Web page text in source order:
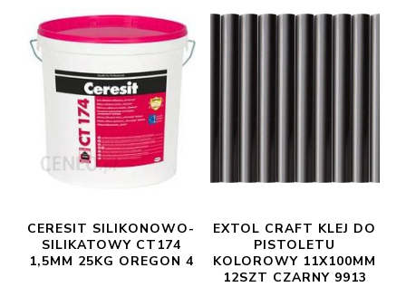
CERESIT SILIKONOWO-
SILIKATOWY CT174
1,5MM 25KG OREGON 4
EXTOL CRAFT KLEJ DO
PISTOLETU
KOLOROWY 11X100MM
12SZT CZARNY 9913